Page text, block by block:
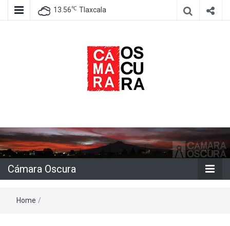
13.56℃ Tlaxcala
Cámara
Oscura
Cámara Oscura
Home /